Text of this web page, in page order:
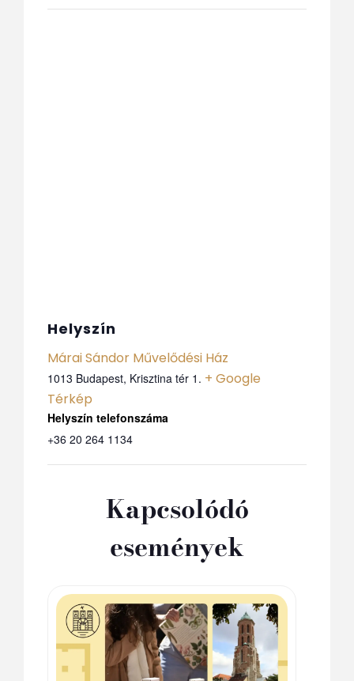
Helyszín
Márai Sándor Művelődési Ház
1013 Budapest, Krisztina tér 1. + Google
Térkép
+36 20 264 1134
Kapcsolódó
események